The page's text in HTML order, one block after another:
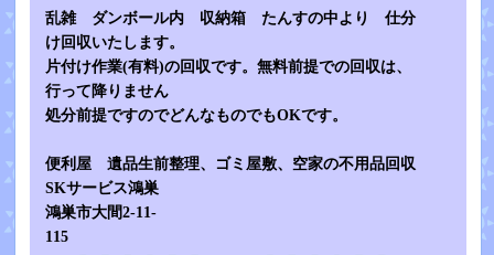
乱雑 ダンボール内 収納箱 たんすの中より 仕分
け回収いたします。
片付け作業(有料)の回収です。無料前提での回収は、
行って降りません
処分前提ですのでどんなものでもOKです。
便利屋 遺品生前整理、ゴミ屋敷、空家の不用品回収
SKサービス鴻巣
鴻巣市大間2-11-
115